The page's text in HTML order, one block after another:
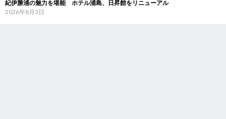
紀伊勝浦の魅力を堪能 ホテル浦島、日昇館をリニューアル
2026年8月3日